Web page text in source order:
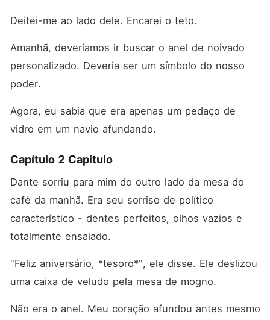
Deitei-me ao lado dele. Encarei o teto.
Amanhã, deveríamos ir buscar o anel de noivado
personalizado. Deveria ser um símbolo do nosso
poder.
Agora, eu sabia que era apenas um pedaço de
vidro em um navio afundando.
Capítulo 2 Capítulo
Dante sorriu para mim do outro lado da mesa do
café da manhã. Era seu sorriso de político
característico - dentes perfeitos, olhos vazios e
totalmente ensaiado.
"Feliz aniversário, *tesoro*", ele disse. Ele deslizou
uma caixa de veludo pela mesa de mogno.
Não era o anel. Meu coração afundou antes mesmo